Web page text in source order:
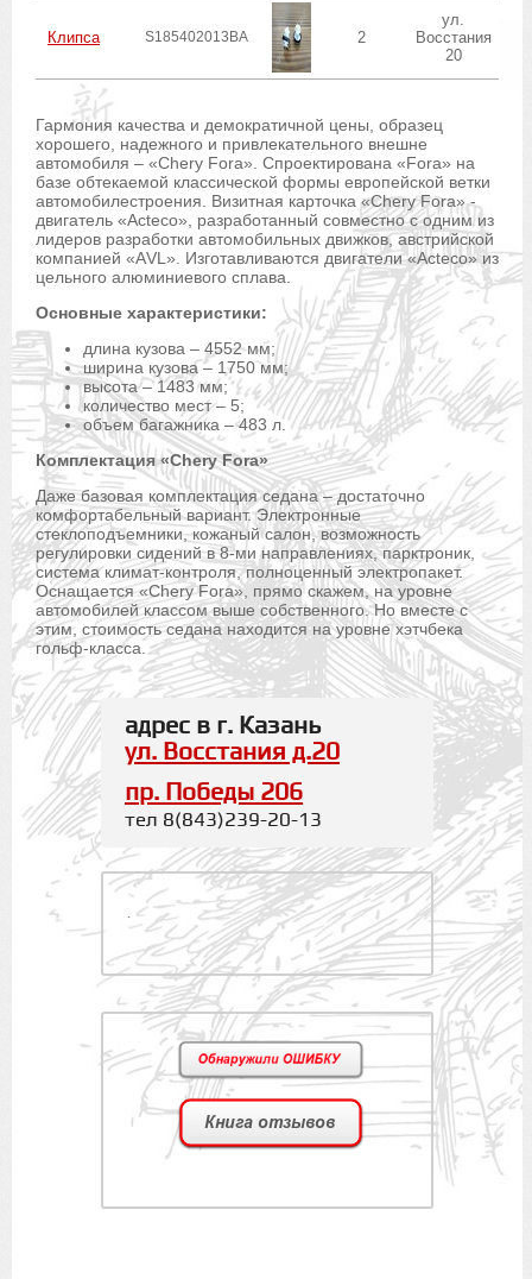
Клипса S185402013BA 2
ул.
Восстания
20
Гармония качества и демократичной цены, образец
хорошего, надежного и привлекательного внешне
автомобиля – «Chery Fora». Спроектирована «Fora» на
базе обтекаемой классической формы европейской ветки
автомобилестроения. Визитная карточка «Chery Fora» -
двигатель «Acteco», разработанный совместно с одним из
лидеров разработки автомобильных движков, австрийской
компанией «АVL». Изготавливаются двигатели «Acteco» из
цельного алюминиевого сплава.
Основные характеристики:
длина кузова – 4552 мм;
ширина кузова – 1750 мм;
высота – 1483 мм;
количество мест – 5;
объем багажника – 483 л.
Комплектация «Chery Fora»
Даже базовая комплектация седана – достаточно
комфортабельный вариант. Электронные
стеклоподъемники, кожаный салон, возможность
регулировки сидений в 8-ми направлениях, парктроник,
система климат-контроля, полноценный электропакет.
Оснащается «Chery Fora», прямо скажем, на уровне
автомобилей классом выше собственного. Но вместе с
этим, стоимость седана находится на уровне хэтчбека
гольф-класса.
адрес в г. Казань
ул. Восстания д.20
пр. Победы 206
тел 8(843)239-20-13
.